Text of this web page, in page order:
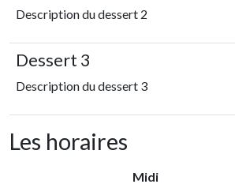
Description du dessert 2
Dessert 3
Description du dessert 3
Les horaires
Midi